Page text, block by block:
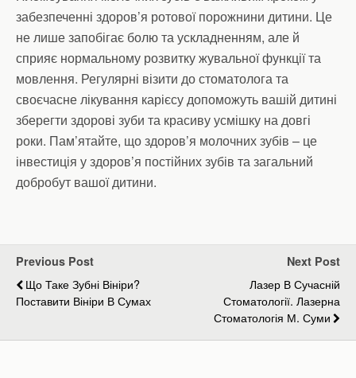
забезпеченні здоров’я ротової порожнини дитини. Це
не лише запобігає болю та ускладненням, але й
сприяє нормальному розвитку жувальної функції та
мовлення. Регулярні візити до стоматолога та
своєчасне лікування карієсу допоможуть вашій дитині
зберегти здорові зуби та красиву усмішку на довгі
роки. Пам’ятайте, що здоров’я молочних зубів – це
інвестиція у здоров’я постійних зубів та загальний
добробут вашої дитини.
Previous Post
Що Таке Зубні Вініри?
Поставити Вініри В Сумах
Next Post
Лазер В Сучасній
Стоматології. Лазерна
Стоматологія М. Суми